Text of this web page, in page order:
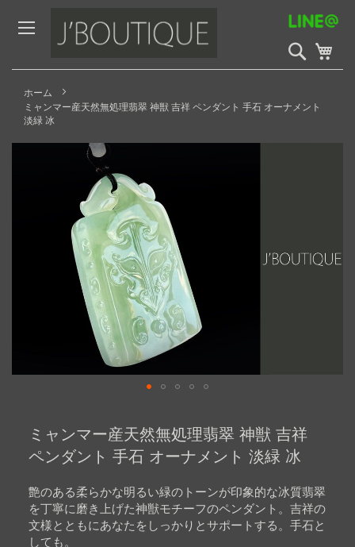
to
Content
検
索
開
ホーム
ミャンマー産天然無処理翡翠 神獣 吉祥 ペンダント 手石 オーナメント
淡緑 冰
Skip
beginning
images
gallery
ミャンマー産天然無処理翡翠 神獣 吉祥
ペンダント 手石 オーナメント 淡緑 冰
艶のある柔らかな明るい緑のトーンが印象的な冰質翡翠
を丁寧に磨き上げた神獣モチーフのペンダント。吉祥の
文様とともにあなたをしっかりとサポートする。手石と
しても。